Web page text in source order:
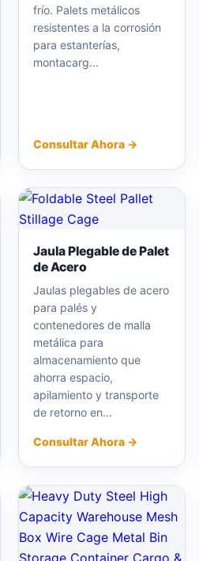
frío. Palets metálicos
resistentes a la corrosión
para estanterías,
montacarg...
Consultar Ahora →
Jaula Plegable de Palet
de Acero
Jaulas plegables de acero
para palés y
contenedores de malla
metálica para
almacenamiento que
ahorra espacio,
apilamiento y transporte
de retorno en...
Consultar Ahora →